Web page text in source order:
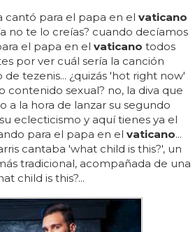
cantó para el papa en el vaticano
no te lo creías? cuando decíamos
el papa en el vaticano todos
por ver cuál sería la canción
tezenis... ¿quizás 'hot right now'
contenido sexual? no, la diva que
a la hora de lanzar su segundo
eclecticismo y aquí tienes ya el
para el papa en el vaticano...
cantaba 'what child is this?', un
tradicional, acompañada de una
child is this?...